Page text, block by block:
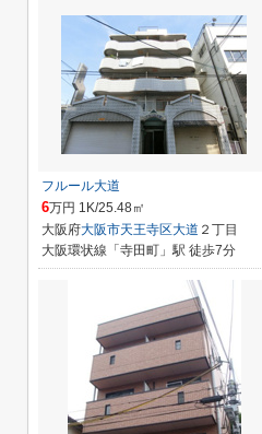
フルール大道
6万円 1K/25.48㎡
大阪府大阪市天王寺区大道 ２丁目
大阪環状線「寺田町」駅 徒歩7分